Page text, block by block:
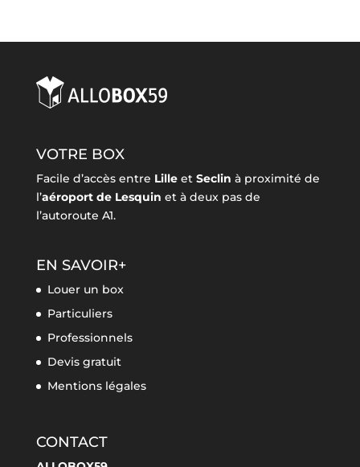
VOTRE BOX
Facile d’accès entre Lilleet Seclin à proximité de
l’aéroport de Lesquin et à deux pas de
l’autoroute A1.
EN SAVOIR+
Louer un box
Particuliers
Professionnels
Devis gratuit
Mentions légales
CONTACT